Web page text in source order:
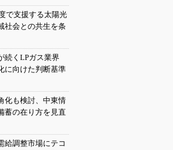
で支援する太陽光
社会との共生を条
続くLPガス業界
に向けた判断基準
化も検討、中東情
蓄の在り方を見直
給調整市場にテコ